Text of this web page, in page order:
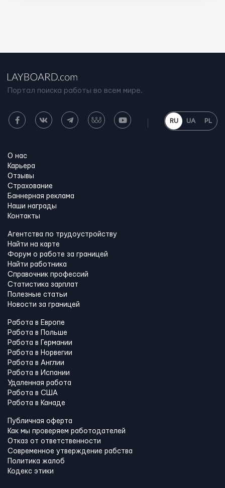
Портал поиска работы во всем мире.
RU UA PL
О нас
Карьера
Отзывы
Страхование
Баннерная реклама
Наши награды
Контакты
Агентства по трудоустройству
Найти на карте
Форум о работе за границей
Найти работника
Справочник профессий
Статистика зарплат
Полезные статьи
Новости за границей
Работа в Европе
Работа в Польше
Работа в Германии
Работа в Норвегии
Работа в Англии
Работа в Испании
Удаленная работа
Работа в США
Работа в Канадe
Публичная оферта
Как мы проверяем работодателей
Отказ от ответственности
Современное утверждение рабства
Политика жалоб
Кодекс этики